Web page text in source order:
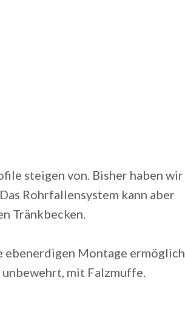
steigen von. Bisher haben wir
Rohrfallensystem kann aber
Tränkbecken.
ebenerdigen Montage
mit Falzmuffe.